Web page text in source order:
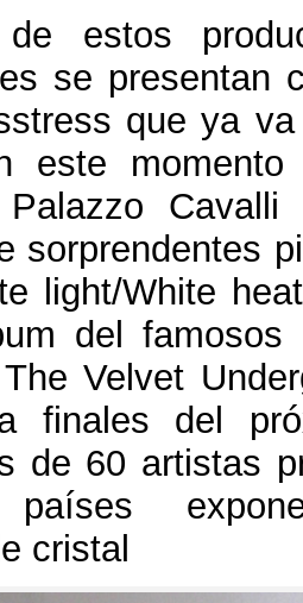
estos
se presentan
que ya
este momento
Cavalli
sorprendentes
light/White
del famosos
Velvet
finales del
de 60 artistas
países
cristal